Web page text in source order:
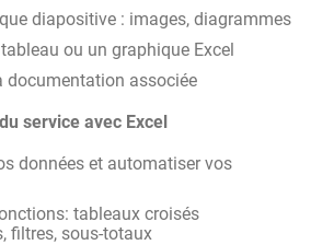
diapositive : images, diagrammes
ou un graphique Excel
documentation associée
service avec Excel
données et automatiser vos
tableaux croisés
filtres, sous-totaux